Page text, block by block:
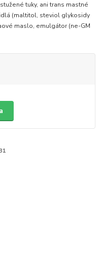
tuky, ani trans mastné
(maltitol, steviol glykosidy
maslo, emulgátor (ne-GM